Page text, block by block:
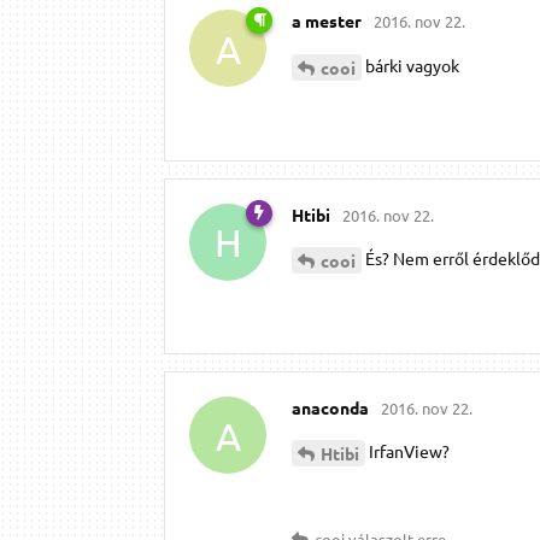
A
a mester 2016. nov 22.
cooi bárki vagyok
H
Htibi 2016. nov 22.
cooi És? Nem erről
A
anaconda 2016. nov 22.
Htibi IrfanView?